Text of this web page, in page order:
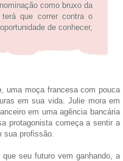
como bruxo da
que correr contra o
de conhecer,
, uma moça francesa com pouca
em sua vida. Julie mora em
em uma agência bancária
protagonista começa a sentir a
sua profissão.
seu futuro vem ganhando, a